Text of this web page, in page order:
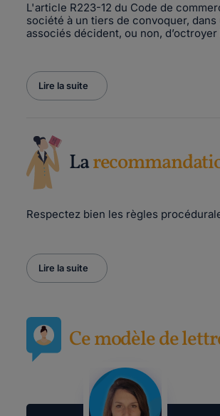
L'article R223-12 du Code de
société à un tiers de convoquer,
associés décident, ou non,
Lire la suite
La
Respectez bien les règles
Lire la suite
Ce modèle de